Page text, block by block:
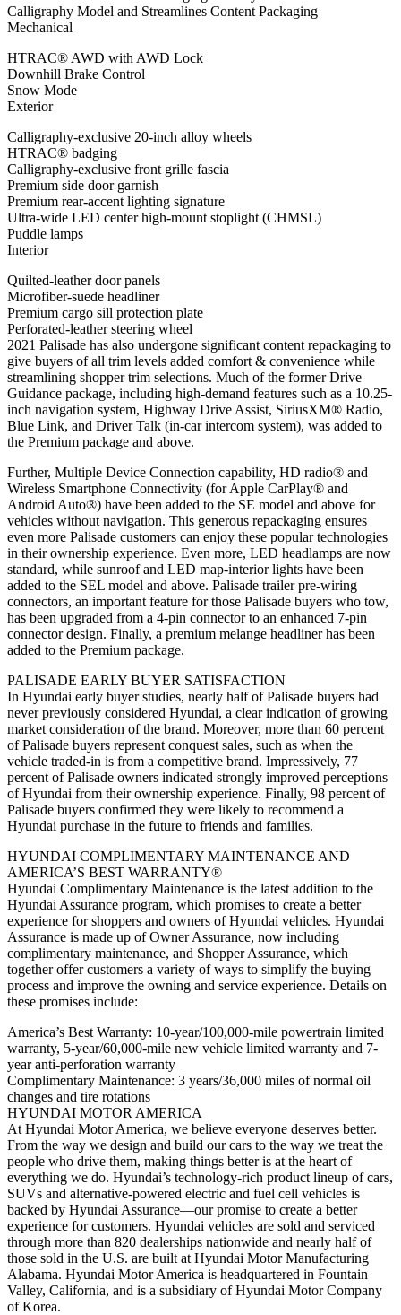
Calligraphy Model and Streamlines Content Packaging
Mechanical
HTRAC® AWD with AWD Lock
Downhill Brake Control
Snow Mode
Exterior
Calligraphy-exclusive 20-inch alloy wheels
HTRAC® badging
Calligraphy-exclusive front grille fascia
Premium side door garnish
Premium rear-accent lighting signature
Ultra-wide LED center high-mount stoplight (CHMSL)
Puddle lamps
Interior
Quilted-leather door panels
Microfiber-suede headliner
Premium cargo sill protection plate
Perforated-leather steering wheel
2021 Palisade has also undergone significant content repackaging to
give buyers of all trim levels added comfort & convenience while
streamlining shopper trim selections. Much of the former Drive
Guidance package, including high-demand features such as a 10.25-
inch navigation system, Highway Drive Assist, SiriusXM® Radio,
Blue Link, and Driver Talk (in-car intercom system), was added to
the Premium package and above.
Further, Multiple Device Connection capability, HD radio® and
Wireless Smartphone Connectivity (for Apple CarPlay® and
Android Auto®) have been added to the SE model and above for
vehicles without navigation. This generous repackaging ensures
even more Palisade customers can enjoy these popular technologies
in their ownership experience. Even more, LED headlamps are now
standard, while sunroof and LED map-interior lights have been
added to the SEL model and above. Palisade trailer pre-wiring
connectors, an important feature for those Palisade buyers who tow,
has been upgraded from a 4-pin connector to an enhanced 7-pin
connector design. Finally, a premium melange headliner has been
added to the Premium package.
PALISADE EARLY BUYER SATISFACTION
In Hyundai early buyer studies, nearly half of Palisade buyers had
never previously considered Hyundai, a clear indication of growing
market consideration of the brand. Moreover, more than 60 percent
of Palisade buyers represent conquest sales, such as when the
vehicle traded-in is from a competitive brand. Impressively, 77
percent of Palisade owners indicated strongly improved perceptions
of Hyundai from their ownership experience. Finally, 98 percent of
Palisade buyers confirmed they were likely to recommend a
Hyundai purchase in the future to friends and families.
HYUNDAI COMPLIMENTARY MAINTENANCE AND
AMERICA’S BEST WARRANTY®
Hyundai Complimentary Maintenance is the latest addition to the
Hyundai Assurance program, which promises to create a better
experience for shoppers and owners of Hyundai vehicles. Hyundai
Assurance is made up of Owner Assurance, now including
complimentary maintenance, and Shopper Assurance, which
together offer customers a variety of ways to simplify the buying
process and improve the owning and service experience. Details on
these promises include:
America’s Best Warranty: 10-year/100,000-mile powertrain limited
warranty, 5-year/60,000-mile new vehicle limited warranty and 7-
year anti-perforation warranty
Complimentary Maintenance: 3 years/36,000 miles of normal oil
changes and tire rotations
HYUNDAI MOTOR AMERICA
At Hyundai Motor America, we believe everyone deserves better.
From the way we design and build our cars to the way we treat the
people who drive them, making things better is at the heart of
everything we do. Hyundai’s technology-rich product lineup of cars,
SUVs and alternative-powered electric and fuel cell vehicles is
backed by Hyundai Assurance—our promise to create a better
experience for customers. Hyundai vehicles are sold and serviced
through more than 820 dealerships nationwide and nearly half of
those sold in the U.S. are built at Hyundai Motor Manufacturing
Alabama. Hyundai Motor America is headquartered in Fountain
Valley, California, and is a subsidiary of Hyundai Motor Company
of Korea.